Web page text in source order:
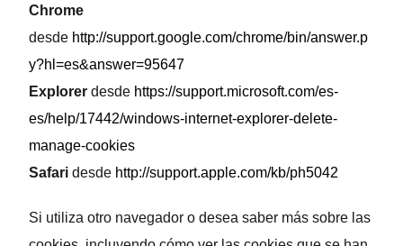
Chrome
desde http://support.google.com/chrome/bin/answer.p
y?hl=es&answer=95647
Explorer desde https://support.microsoft.com/es-
es/help/17442/windows-internet-explorer-delete-
manage-cookies
Safari desde http://support.apple.com/kb/ph5042
Si utiliza otro navegador o desea saber más sobre las